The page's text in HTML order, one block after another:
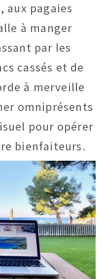
aux pagaies
à manger
par les
cassés et de
à merveille
omniprésents
pour opérer
bienfaiteurs.